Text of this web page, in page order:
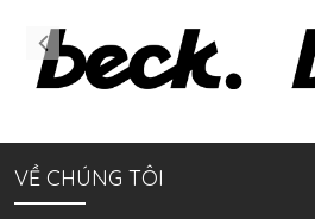
VỀ CHÚNG TÔI